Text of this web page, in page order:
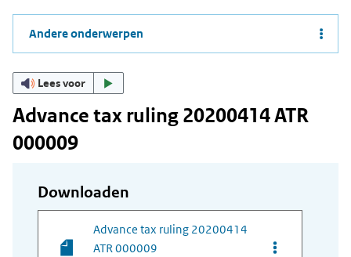
Andere onderwerpen
Lees voor
Advance tax ruling 20200414 ATR
000009
Downloaden
Advance tax ruling 20200414
ATR 000009